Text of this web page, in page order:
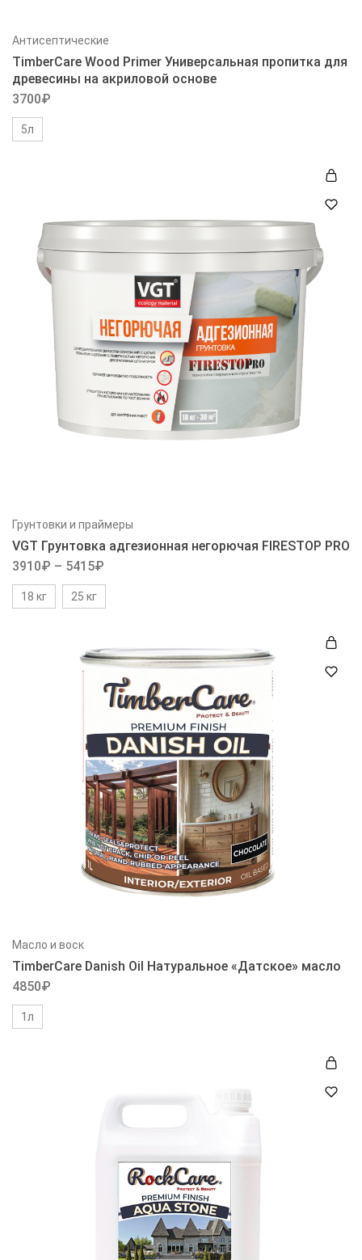
Антисептические
TimberCare Wood Primer Универсальная пропитка для
древесины на акриловой основе
3700₽
5л
Грунтовки и праймеры
VGT Грунтовка адгезионная негорючая FIRESTOP PRO
3910₽ – 5415₽
18 кг 25 кг
Масло и воск
TimberCare Danish Oil Натуральное «Датское» масло
4850₽
1л